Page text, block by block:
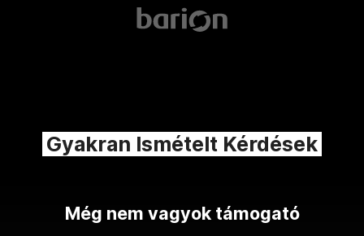
Gyakran Ismételt Kérdések
Még nem vagyok támogató